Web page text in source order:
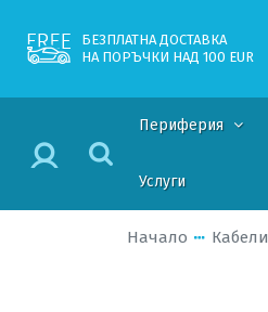
БЕЗПЛАТНА ДОСТАВКА
НА ПОРЪЧКИ НАД 100 EUR
Периферия
Услуги
Начало Кабели